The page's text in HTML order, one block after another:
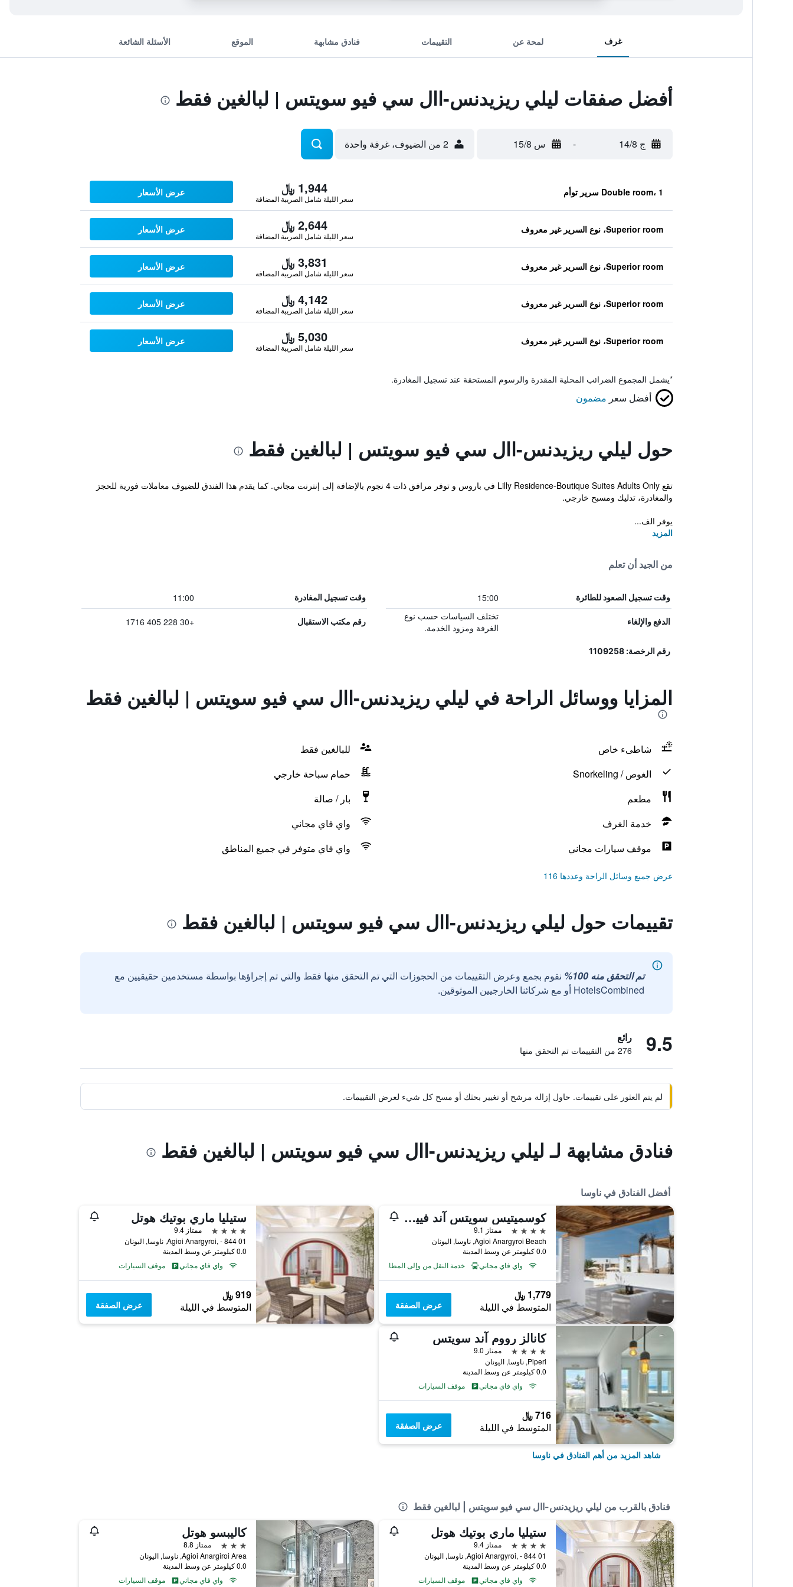
غرف لمحة عن التقييمات فنادق مشابهة الموقع الأسئلة الشائعة
أفضل صفقات ليلي ريزيدنس-اال سي فيو سويتس | لبالغين فقط
ج 14/8 - س 15/8 2 من الضيوف، غرفة واحدة
Double room، 1 سرير توأم 1,944 ﷼
سعر الليلة شامل الصريبة المضافة
عرض الأسعار
Superior room، نوع السرير غير معروف 2,644 ﷼
سعر الليلة شامل الصريبة المضافة
عرض الأسعار
Superior room، نوع السرير غير معروف 3,831 ﷼
سعر الليلة شامل الصريبة المضافة
عرض الأسعار
Superior room، نوع السرير غير معروف 4,142 ﷼
سعر الليلة شامل الصريبة المضافة
عرض الأسعار
Superior room، نوع السرير غير معروف 5,030 ﷼
سعر الليلة شامل الصريبة المضافة
عرض الأسعار
*يشمل المجموع الضرائب المحلية المقدرة والرسوم المستحقة عند تسجيل المغادرة.
أفضل سعر مضمون
حول ليلي ريزيدنس-اال سي فيو سويتس | لبالغين فقط
تقع Lilly Residence-Boutique Suites Adults Only في باروس و توفر مرافق ذات 4 نجوم بالإضافة إلى إنترنت مجاني. كما يقدم هذا الفندق للضيوف معاملات فورية للحجز
والمغادرة، تدليك ومسبح خارجي.
يوفر الف...
المزيد
من الجيد أن تعلم
وقت تسجيل الصعود للطائرة 15:00 وقت تسجيل المغادرة 11:00
الدفع والإلغاء
تختلف السياسات حسب نوع
الغرفة ومزود الخدمة.
رقم مكتب الاستقبال +30 228 405 1716
رقم الرخصة: 1109258
المزايا ووسائل الراحة في ليلي ريزيدنس-اال سي فيو سويتس | لبالغين فقط
شاطىء خاص
للبالغين فقط
الغوص / Snorkeling
حمام سباحة خارجي
مطعم
بار / صالة
خدمة الغرف
واي فاي مجاني
موقف سيارات مجاني
واي فاي متوفر في جميع المناطق
عرض جميع وسائل الراحة وعددها 116
تقييمات حول ليلي ريزيدنس-اال سي فيو سويتس | لبالغين فقط
تم التحقق منه 100%
نقوم بجمع وعرض التقييمات من الحجوزات التي تم التحقق منها فقط والتي تم إجراؤها بواسطة مستخدمين حقيقيين مع
HotelsCombined أو مع شركائنا الخارجيين الموثوقين.
9.5 رائع
276 من التقييمات تم التحقق منها
لم يتم العثور على تقييمات. حاول إزالة مرشح أو تغيير بحثك أو مسح كل شيء لعرض التقييمات.
فنادق مشابهة لـ ليلي ريزيدنس-اال سي فيو سويتس | لبالغين فقط
أفضل الفنادق في ناوسا
كوسميتيس سويتس آند فيياس
4 نجوم
ممتاز 9.1
Agioi Anargyroi Beach, ناوسا, اليونان
0.0 كيلومتر عن وسط المدينة
واي فاي مجاني
خدمة النقل من وإلى المطار
1,779 ﷼
المتوسط في الليلة عرض الصفقة
ستيليا ماري بوتيك هوتل
4 نجوم
ممتاز 9.4
Agioi Anargyroi, - 844 01, ناوسا, اليونان
0.0 كيلومتر عن وسط المدينة
واي فاي مجاني
موقف السيارات
919 ﷼
المتوسط في الليلة عرض الصفقة
كانالز رووم آند سويتس
4 نجوم
ممتاز 9.0
Piperi, ناوسا, اليونان
0.0 كيلومتر عن وسط المدينة
واي فاي مجاني
موقف السيارات
716 ﷼
المتوسط في الليلة عرض الصفقة
شاهد المزيد من أهم الفنادق في ناوسا
فنادق بالقرب من ليلي ريزيدنس-اال سي فيو سويتس | لبالغين فقط
ستيليا ماري بوتيك هوتل
4 نجوم
ممتاز 9.4
Agioi Anargyroi, - 844 01, ناوسا, اليونان
0.0 كيلومتر عن وسط المدينة
واي فاي مجاني
موقف السيارات
كاليبسو هوتل
3 نجوم
ممتاز 8.8
Agioi Anargiroi Area, ناوسا, اليونان
0.0 كيلومتر عن وسط المدينة
واي فاي مجاني
موقف السيارات